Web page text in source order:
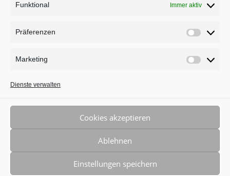
Funktional Immer aktiv
Präferenzen
Marketing
Marketing
Dienste verwalten
Cookies akzeptieren
Ablehnen
Einstellungen speichern
Köln • 0221 - 589 105 55 • Alle Rechte vorbehalten • Webdesign